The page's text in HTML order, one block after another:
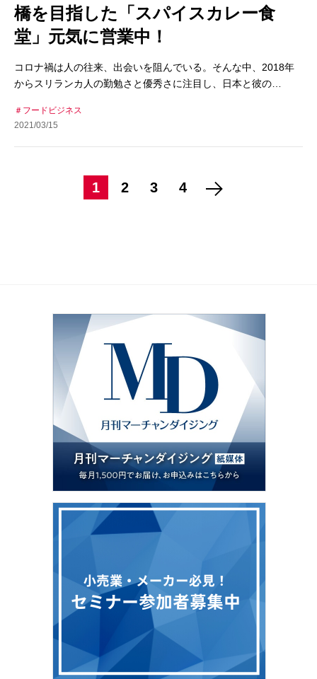
橋を目指した「スパイスカレー食
堂」元気に営業中！
コロナ禍は人の往来、出会いを阻んでいる。そんな中、2018年
からスリランカ人の勤勉さと優秀さに注目し、日本と彼の…
フードビジネス
2021/03/15
1 2 3 4